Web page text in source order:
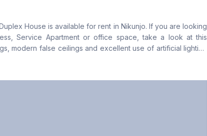
1
সার্ভেন্ট রুম
No
Service Apartment or office space, take a look at this
modern false ceilings and excellent use of artificial lighting